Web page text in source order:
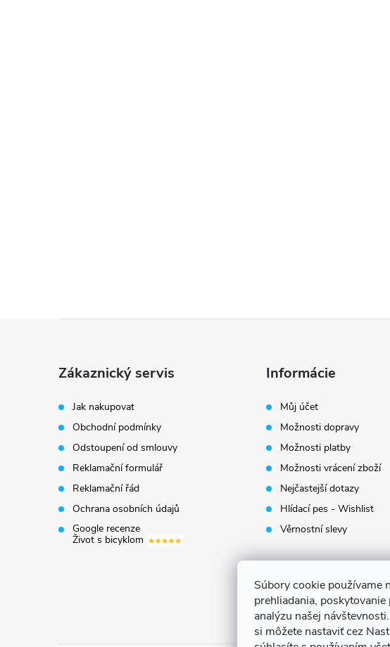
Súbory cookie používame
prehliadania,
analýzu našej návštevnosti.
si môžete nastaviť cez
Zákaznický servis
Jak nakupovat
Obchodní podmínky
Odstoupení od smlouvy
Reklamační formulář
Reklamační řád
Ochrana osobních údajů
Google recenze
Život s bicyklom
Informácie
Můj účet
Možnosti dopravy
Možnosti platby
Možnosti vrácení zboží
Nejčastejší dotazy
Hlídací pes - Wishlist
Věrnostní slevy